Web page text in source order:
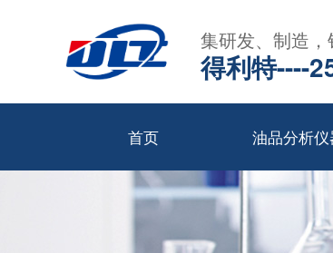
集研发、制造
得利特----
首页 油品分析仪